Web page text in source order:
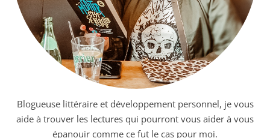
Blogueuse littéraire et développement personnel, je vous
aide à trouver les lectures qui pourront vous aider à vous
épanouir comme ce fut le cas pour moi.